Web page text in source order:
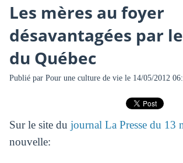
Les mères au foyer
désavantagées par
du Québec
Publié par Pour une culture de viele 14/05/2012
Sur le site du journal La Presse du 13
nouvelle: